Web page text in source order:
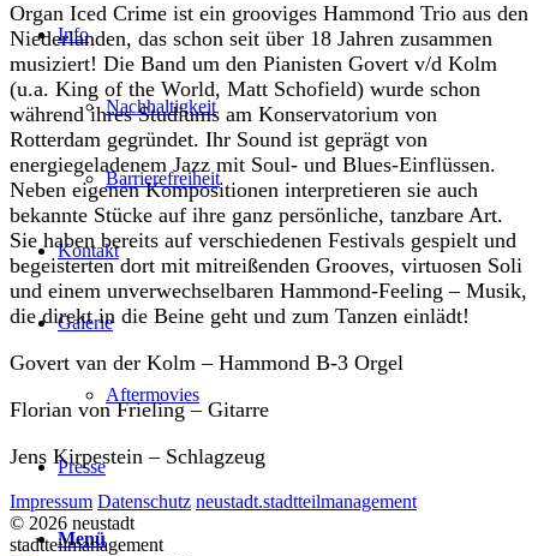
Info
Nachhaltigkeit
Barrierefreiheit
Kontakt
Galerie
Aftermovies
Presse
Menü
Organ Iced Crime ist ein grooviges Hammond Trio aus den
Niederlanden, das schon seit über 18 Jahren zusammen
musiziert! Die Band um den Pianisten Govert v/d Kolm
(u.a. King of the World, Matt Schofield) wurde schon
während ihres Studiums am Konservatorium von
Rotterdam gegründet. Ihr Sound ist geprägt von
energiegeladenem Jazz mit Soul- und Blues-Einflüssen.
Neben eigenen Kompositionen interpretieren sie auch
bekannte Stücke auf ihre ganz persönliche, tanzbare Art.
Sie haben bereits auf verschiedenen Festivals gespielt und
begeisterten dort mit mitreißenden Grooves, virtuosen Soli
und einem unverwechselbaren Hammond-Feeling – Musik,
die direkt in die Beine geht und zum Tanzen einlädt!
Govert van der Kolm – Hammond B-3 Orgel
Florian von Frieling – Gitarre
Jens Kirpestein – Schlagzeug
Impressum Datenschutz neustadt.stadtteilmanagement
© 2026 neustadt
stadtteilmanagement